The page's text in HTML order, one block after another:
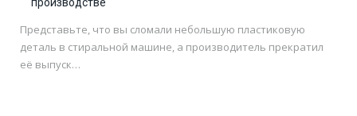
Представьте, что вы сломали небольшую пластиковую
деталь в стиральной машине, а производитель прекратил
её выпуск…